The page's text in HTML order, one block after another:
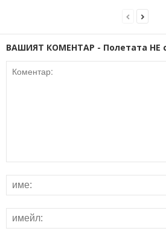
ВАШИЯТ КОМЕНТАР - Полетата НЕ